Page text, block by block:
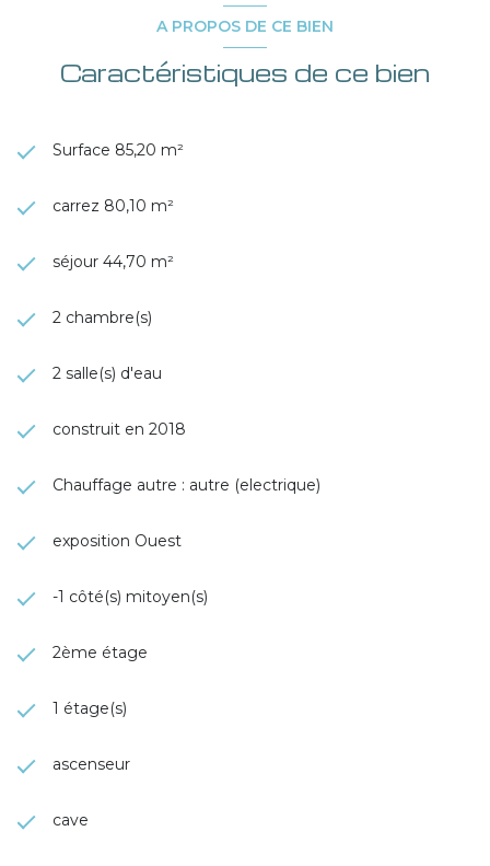
A PROPOS DE CE BIEN
Caractéristiques de ce bien
Surface 85,20 m²
carrez 80,10 m²
séjour 44,70 m²
2 chambre(s)
2 salle(s) d'eau
construit en 2018
Chauffage autre : autre (electrique)
exposition Ouest
-1 côté(s) mitoyen(s)
2ème étage
1 étage(s)
ascenseur
cave